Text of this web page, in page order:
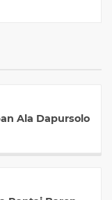
Ala Dapursolo